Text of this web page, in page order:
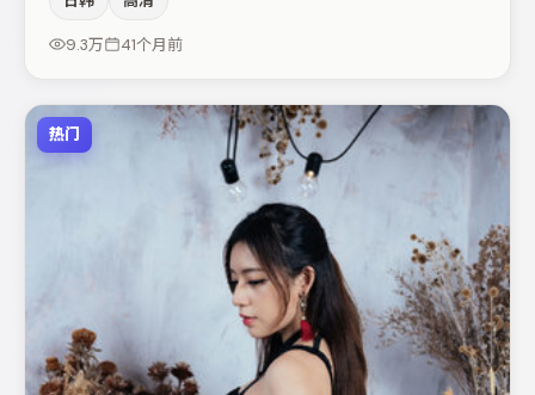
容包括宋佳、金高银、张颂文等，角色动机前后呼应，适合
喜欢抠台词与伏笔的观众。若你偏爱强类型与清晰主线，这
9.3万 41个月前
热门